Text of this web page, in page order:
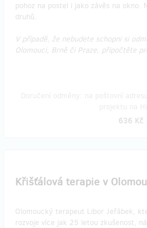
pohoz na postel i jako závěs na okno.
druhů.
V případě, že nebudete schopni si
Olomouci, Brně či Praze, připočtěte
636 Kč
Křišťálová terapie v
Olomoucký terapeut Libor Jeřábek,
rozvoje více jak 25 letou zkušenost,